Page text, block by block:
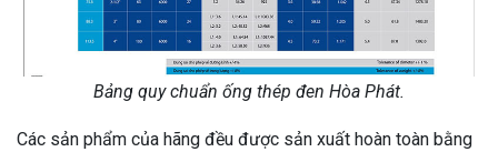
Bảng quy chuẩn ống thép đen Hòa Phát.
Các sản phẩm của hãng đều được sản xuất hoàn toàn bằng